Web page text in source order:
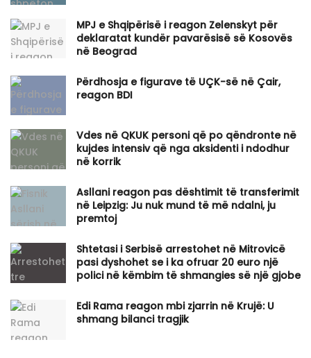
MPJ e Shqipërisë i reagon Zelenskyt për
deklaratat kundër pavarësisë së Kosovës
në Beograd
Përdhosja e figurave të UÇK-së në Çair,
reagon BDI
Vdes në QKUK personi që po qëndronte në
kujdes intensiv që nga aksidenti i ndodhur
në korrik
Asllani reagon pas dështimit të transferimit
në Leipzig: Ju nuk mund të më ndalni, ju
premtoj
Shtetasi i Serbisë arrestohet në Mitrovicë
pasi dyshohet se i ka ofruar 20 euro një
polici në këmbim të shmangies së një gjobe
Edi Rama reagon mbi zjarrin në Krujë: U
shmang bilanci tragjik